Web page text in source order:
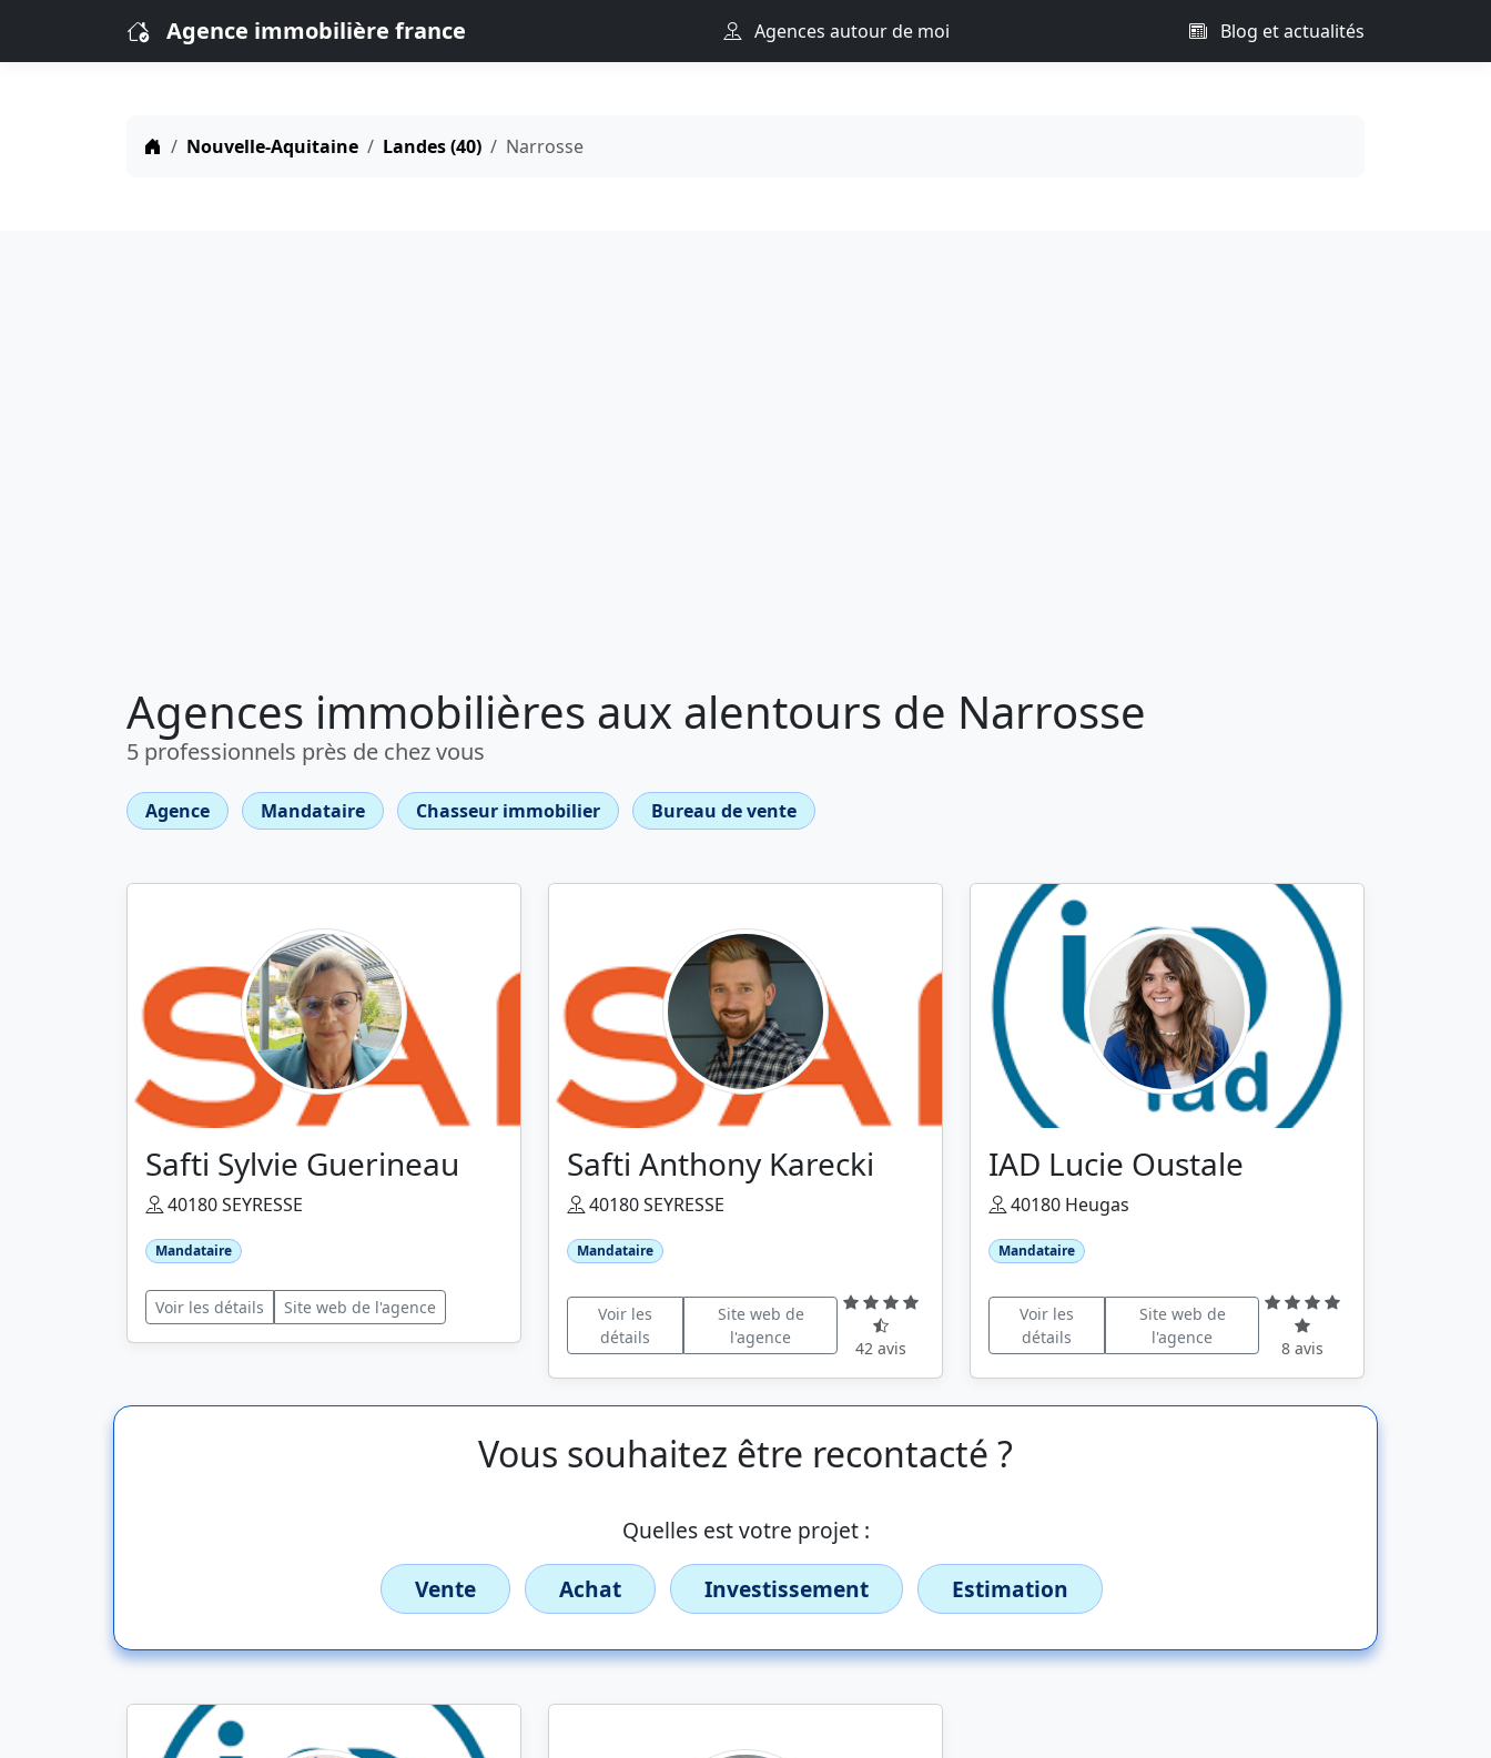
Agence immobilière france Agences autour de moi Blog et actualités
Nouvelle-Aquitaine Landes (40) Narrosse
Agences immobilières aux alentours de Narrosse
5 professionnels près de chez vous
Agence Mandataire Chasseur immobilier Bureau de vente
Safti Sylvie Guerineau
40180 SEYRESSE
Mandataire
Voir les détails Site web de l'agence
Safti Anthony Karecki
40180 SEYRESSE
Mandataire
Voir les
détails
Site web de
l'agence
42 avis
IAD Lucie Oustale
40180 Heugas
Mandataire
Voir les
détails
Site web de
l'agence
8 avis
Vous souhaitez être recontacté ?
Quelles est votre projet :
Vente
Achat Investissement Estimation